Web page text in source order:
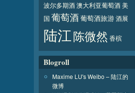
波尔多期酒澳大利亚葡萄酒美
国 葡萄酒葡萄酒旅游酒展
陆江陈微然 香槟
Blogroll
Maxime LU's Weibo – 陆江的
微博